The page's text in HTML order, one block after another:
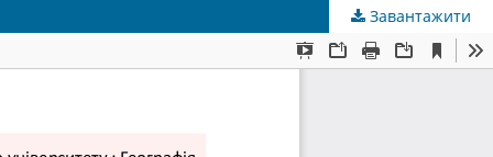
Завантажити